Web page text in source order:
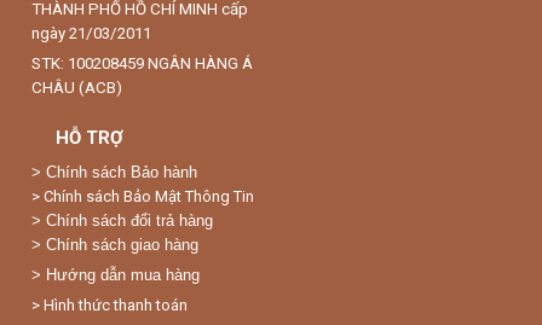
THÀNH PHỐ HỒ CHÍ MINH cấp
ngày 21/03/2011
STK: 100208459 NGÂN HÀNG Á
CHÂU (ACB)
HỖ TRỢ
> Chính sách Bảo hành
> Chính sách Bảo Mật Thông Tin
> Chính sách đổi trả hàng
> Chính sách giao hàng
> Hướng dẫn mua hàng
> Hình thức thanh toán